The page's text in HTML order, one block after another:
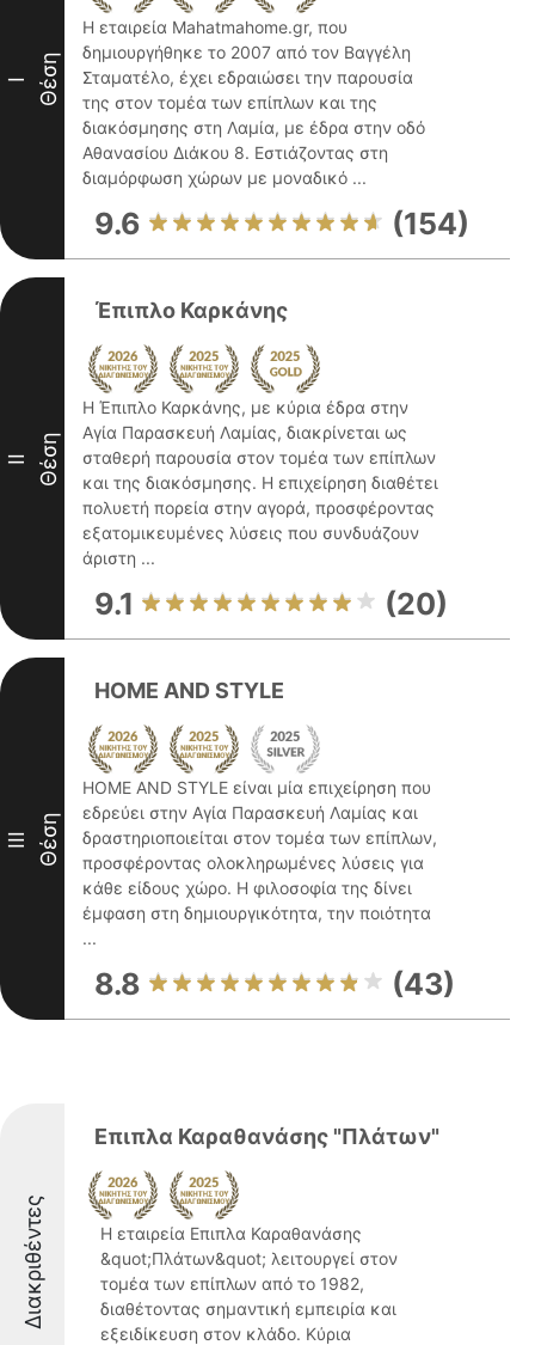
I Θέση
Η εταιρεία Mahatmahome.gr, που
δημιουργήθηκε το 2007 από τον Βαγγέλη
Σταματέλο, έχει εδραιώσει την παρουσία
της στον τομέα των επίπλων και της
διακόσμησης στη Λαμία, με έδρα στην οδό
Αθανασίου Διάκου 8. Εστιάζοντας στη
διαμόρφωση χώρων με μοναδικό ...
9.6 (154)
II Θέση
Έπιπλο Καρκάνης
Η Έπιπλο Καρκάνης, με κύρια έδρα στην
Αγία Παρασκευή Λαμίας, διακρίνεται ως
σταθερή παρουσία στον τομέα των επίπλων
και της διακόσμησης. Η επιχείρηση διαθέτει
πολυετή πορεία στην αγορά, προσφέροντας
εξατομικευμένες λύσεις που συνδυάζουν
άριστη ...
9.1 (20)
III Θέση
HOME AND STYLE
HOME AND STYLE είναι μία επιχείρηση που
εδρεύει στην Αγία Παρασκευή Λαμίας και
δραστηριοποιείται στον τομέα των επίπλων,
προσφέροντας ολοκληρωμένες λύσεις για
κάθε είδους χώρο. Η φιλοσοφία της δίνει
έμφαση στη δημιουργικότητα, την ποιότητα
...
8.8 (43)
Διακριθέντες
Επιπλα Καραθανάσης "Πλάτων"
Η εταιρεία Επιπλα Καραθανάσης
&quot;Πλάτων&quot; λειτουργεί στον
τομέα των επίπλων από το 1982,
διαθέτοντας σημαντική εμπειρία και
εξειδίκευση στον κλάδο. Κύρια